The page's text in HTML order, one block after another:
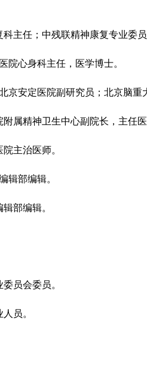
主任；中残联精神康复专业委
院心身科主任，医学博士。
京安定医院副研究员；北京脑
属精神卫生中心副院长，主任
主治医师。
辑部编辑。
部编辑。
员会委员。
员。